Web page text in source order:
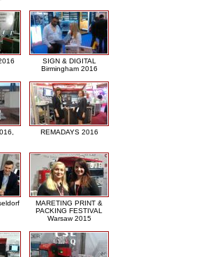
SIGN & DIGITAL
Birmingham 2016
REMADAYS 2016
MARETING PRINT &
PACKING FESTIVAL
Warsaw 2015